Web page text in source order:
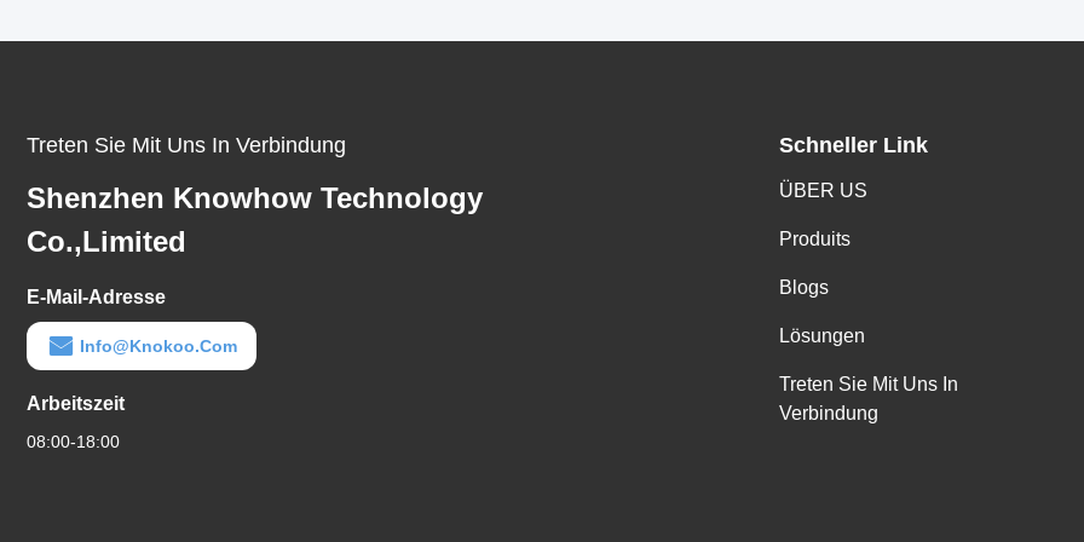
Treten Sie Mit Uns In Verbindung
Shenzhen Knowhow Technology
Co.,limited
E-Mail-Adresse
Info@knokoo.com
Arbeitszeit
08:00-18:00
Schneller Link
ÜBER US
Produits
Blogs
Lösungen
Treten Sie Mit Uns In
Verbindung